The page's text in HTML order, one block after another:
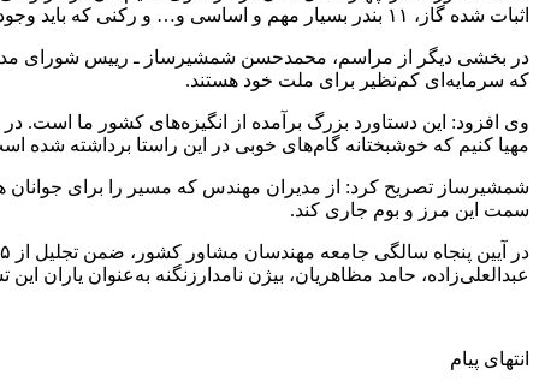
اثبات شده گاز، ۱۱ بندر بسیار مهم و اساسی و… و رکنی که باید وجود داشته باشد، ترکیب قابلیت‌های سرزمین با پتانسیل‌های مهندسین کشورمان است.
در بخشی دیگر از مراسم، محمدحسن شمشیرساز ـ رییس شورای
که سرمایه‌ای کم‌نظیر برای ملت خود هستند.
وی افزود: این دستاورد بزرگ برآمده از انگیزه‌های کشور ما است. در
مهیا کنیم که خوشبختانه گام‌های خوبی در این راستا برداشته شده
شمشیرساز تصریح کرد: از مدیران مهندس که مسیر را برای جوانان
سمت این مرز و بوم جاری کند.
عبدالعلی‌زاده، حامد مظاهریان، بیژن نامدارزنگنه به‌عنوان یاران
انتهای پیام